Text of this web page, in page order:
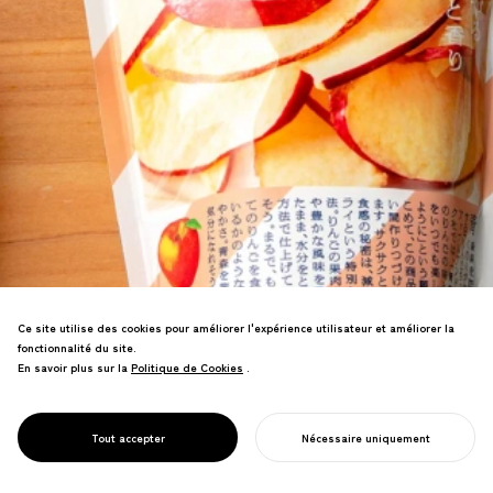
PROJECT
OYATSU TIMES
Création d'une marque de confiserie
producteurs ont connu le succès,
stimulant la reprise économique.
Ce site utilise des cookies pour améliorer l'expérience utilisateur et améliorer la
fonctionnalité du site.
En savoir plus sur la Politique de Cookies
Politique de Cookies .
Tout accepter Nécessaire uniquement